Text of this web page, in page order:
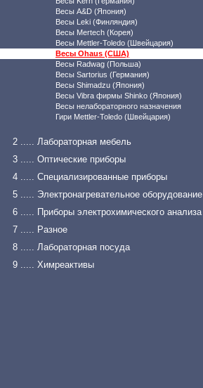
Весы A&D (Япония)
Весы Leki (Финляндия)
Весы Mertech (Корея)
Весы Mettler-Toledo (Швейцария)
Весы Ohaus (США)
Весы Radwag (Польша)
Весы Sartorius (Германия)
Весы Shimadzu (Япония)
Весы Vibra фирмы Shinko (Япония)
Весы нелабораторного назначения
Гири Mettler-Toledo (Швейцария)
2 ..... Лабораторная мебель
3 ..... Оптические приборы
4 ..... Специализированные приборы
5 ..... Электронагревательное оборудование
6 ..... Приборы электрохимического анализа
7 ..... Разное
8 ..... Лабораторная посуда
9 ..... Химреактивы